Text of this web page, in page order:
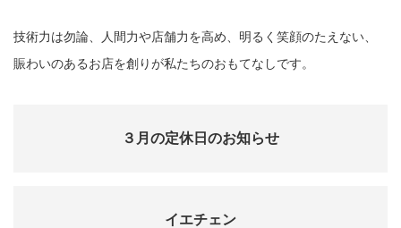
技術力は勿論、人間力や店舗力を高め、明るく笑顔のたえない、
賑わいのあるお店を創りが私たちのおもてなしです。
３月の定休日のお知らせ
イエチェン
会社概要
沿革